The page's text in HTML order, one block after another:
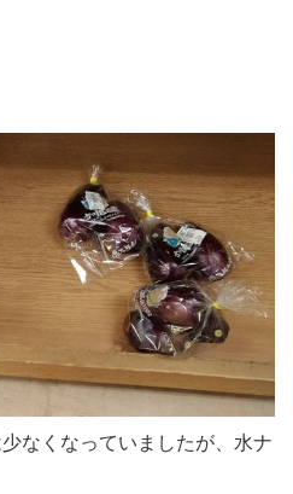
なくなっていましたが、水ナ